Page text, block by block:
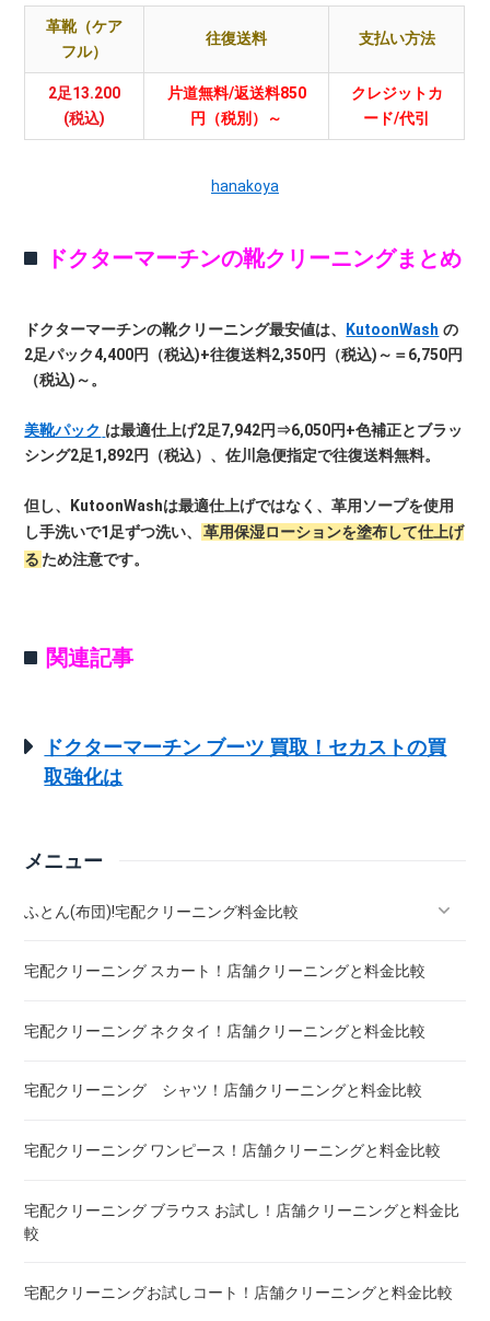
革靴（ケア
フル）
往復送料 支払い方法
2足13.200
(税込)
片道無料/返送料850
円（税別）～
クレジットカ
ード/代引
hanakoya
ドクターマーチンの靴クリーニングまとめ
ドクターマーチンの靴クリーニング最安値は、 KutoonWash の
2足パック4,400円（税込)+往復送料2,350円（税込)～＝6,750円
（税込)～。
美靴パック は最適仕上げ2足7,942円⇒6,050円+色補正とブラッ
シング2足1,892円（税込）、佐川急便指定で往復送料無料。
但し、KutoonWashは最適仕上げではなく、革用ソープを使用
し手洗いで1足ずつ洗い、
革用保湿ローションを塗布して仕上げ
る ため注意です。
関連記事
ドクターマーチン ブーツ 買取！セカストの買
取強化は
メニュー
ふとん(布団)!宅配クリーニング料金比較
羽毛ふとん(布団)!宅配クリーニング料金比較
こたつ布団 クリーニング ! 料金 比較
布団クリーニング ! ダニ除去率ランキング
布団クリーニング 真空圧縮サービス 料金比較 ! 市販の圧縮袋
宅配クリーニング 絨毯・カーペット ! 料金 比較
宅配クリーニング スカート！店舗クリーニングと料金比較
宅配クリーニング ネクタイ！店舗クリーニングと料金比較
宅配クリーニング シャツ！店舗クリーニングと料金比較
宅配クリーニング ワンピース！店舗クリーニングと料金比較
宅配クリーニング ブラウス お試し！店舗クリーニングと料金比
較
宅配クリーニングお試しコート！店舗クリーニングと料金比較